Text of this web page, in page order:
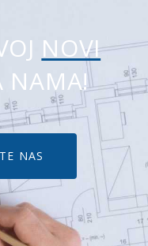
NOVI
NAMA!
NAS